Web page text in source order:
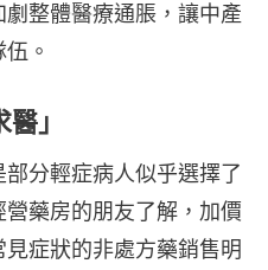
整體醫療通脹，讓中產
。
」
分輕症病人似乎選擇了
營藥房的朋友了解，加價
症狀的非處方藥銷售明